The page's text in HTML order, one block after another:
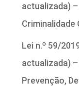
actualizada)
Criminalidade
Lei n.º 59/
actualizada)
Prevenção,